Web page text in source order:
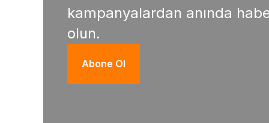
kampanyalardan anında
olun.
Abone Ol